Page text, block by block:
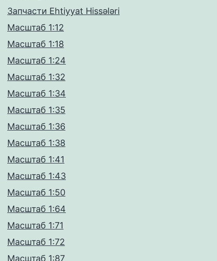
Запчасти Ehtiyyat Hissələri
Масштаб 1:12
Масштаб 1:18
Масштаб 1:24
Масштаб 1:32
Масштаб 1:34
Масштаб 1:35
Масштаб 1:36
Масштаб 1:38
Масштаб 1:41
Масштаб 1:43
Масштаб 1:50
Масштаб 1:64
Масштаб 1:71
Масштаб 1:72
Масштаб 1:87